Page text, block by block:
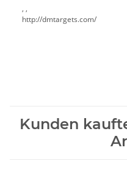
, ,
http://dmtargets.com/
Kunden